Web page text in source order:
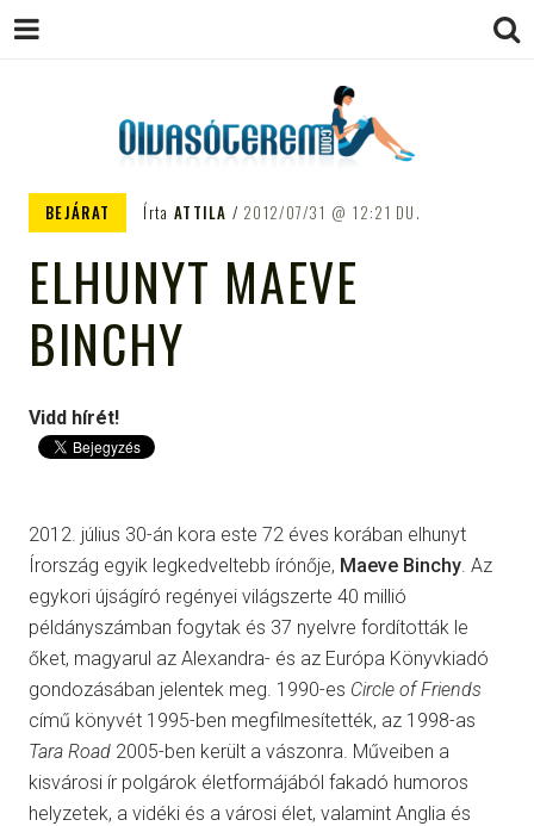
OLVASÓTEREM.COM – AZ
TÁMOGATÓJA
BEJÁRAT Írta ATTILA 2012/07/31 12:21 DU.
ELHUNYT MAEVE
BINCHY
Vidd hírét!
2012. július 30-án kora este 72 éves korában elhunyt
Írország egyik legkedveltebb írónője, Maeve Binchy . Az
egykori újságíró regényei világszerte 40 millió
példányszámban fogytak és 37 nyelvre fordították le
őket, magyarul az Alexandra- és az Európa Könyvkiadó
gondozásában jelentek meg. 1990-es Circle of Friends
című könyvét 1995-ben megfilmesítették, az 1998-as
Tara Road 2005-ben került a vászonra. Műveiben a
kisvárosi ír polgárok életformájából fakadó humoros
helyzetek, a vidéki és a városi élet, valamint Anglia és